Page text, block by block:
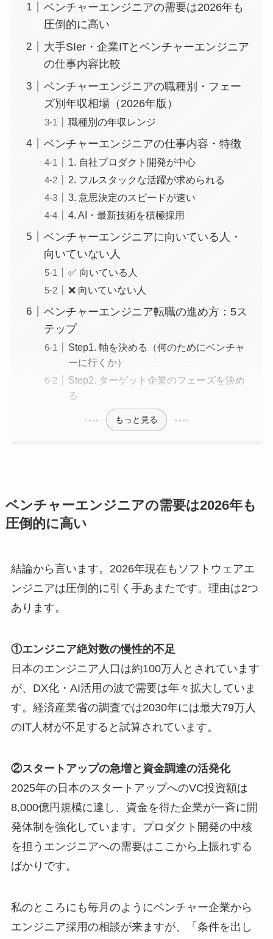
ベンチャーエンジニアの需要は2026年も
圧倒的に高い
大手SIer・企業ITとベンチャーエンジニア
の仕事内容比較
ベンチャーエンジニアの職種別・フェー
ズ別年収相場（2026年版）
職種別の年収レンジ
ベンチャーエンジニアの仕事内容・特徴
1. 自社プロダクト開発が中心
2. フルスタックな活躍が求められる
3. 意思決定のスピードが速い
4. AI・最新技術を積極採用
ベンチャーエンジニアに向いている人・
向いていない人
✅ 向いている人
❌ 向いていない人
ベンチャーエンジニア転職の進め方：5ス
テップ
Step1. 軸を決める（何のためにベンチャ
ーに行くか）
Step2. ターゲット企業のフェーズを決め
る
もっと見る
ベンチャーエンジニアの需要は2026年も
圧倒的に高い
結論から言います。2026年現在もソフトウェアエ
ンジニアは圧倒的に引く手あまたです。理由は2つ
あります。
①エンジニア絶対数の慢性的不足
日本のエンジニア人口は約100万人とされています
が、DX化・AI活用の波で需要は年々拡大していま
す。経済産業省の調査では2030年には最大79万人
のIT人材が不足すると試算されています。
②スタートアップの急増と資金調達の活発化
2025年の日本のスタートアップへのVC投資額は
8,000億円規模に達し、資金を得た企業が一斉に開
発体制を強化しています。プロダクト開発の中核
を担うエンジニアへの需要はここから上振れする
ばかりです。
私のところにも毎月のようにベンチャー企業から
エンジニア採用の相談が来ますが、「条件を出し